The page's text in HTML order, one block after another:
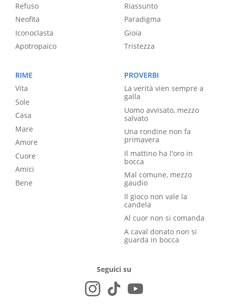
Refuso
Neofita
Iconoclasta
Apotropaico
Riassunto
Paradigma
Gioia
Tristezza
RIME
Vita
Sole
Casa
Mare
Amore
Cuore
Amici
Bene
PROVERBI
La verità vien sempre a
galla
Uomo avvisato, mezzo
salvato
Una rondine non fa
primavera
Il mattino ha l'oro in
bocca
Mal comune, mezzo
gaudio
Il gioco non vale la
candela
Al cuor non si comanda
A caval donato non si
guarda in bocca
Seguici su